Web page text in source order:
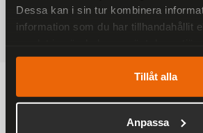
Dessa kan i sin tur kombinera
information som du har tillhandahållit
Tillåt alla
Anpassa
SÄKRA BETALNINGAR
Betalkort, Klarna eller